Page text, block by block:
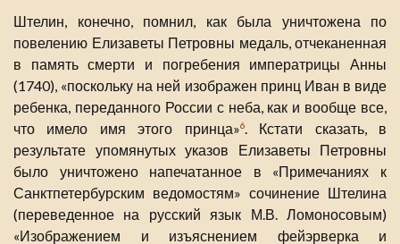
Штелин, конечно, помнил, как была уничтожена по
повелению Елизаветы Петровны медаль, отчеканенная
в память смерти и погребения императрицы Анны
(1740), «поскольку на ней изображен принц Иван в виде
ребенка, переданного России с неба, как и вообще все,
что имело имя этого принца»6. Кстати сказать, в
результате упомянутых указов Елизаветы Петровны
было уничтожено напечатанное в «Примечаниях к
Санктпетербурским ведомостям» сочинение Штелина
(переведенное на русский язык М.В. Ломоносовым)
«Изображением и изъяснением фейэрверка и